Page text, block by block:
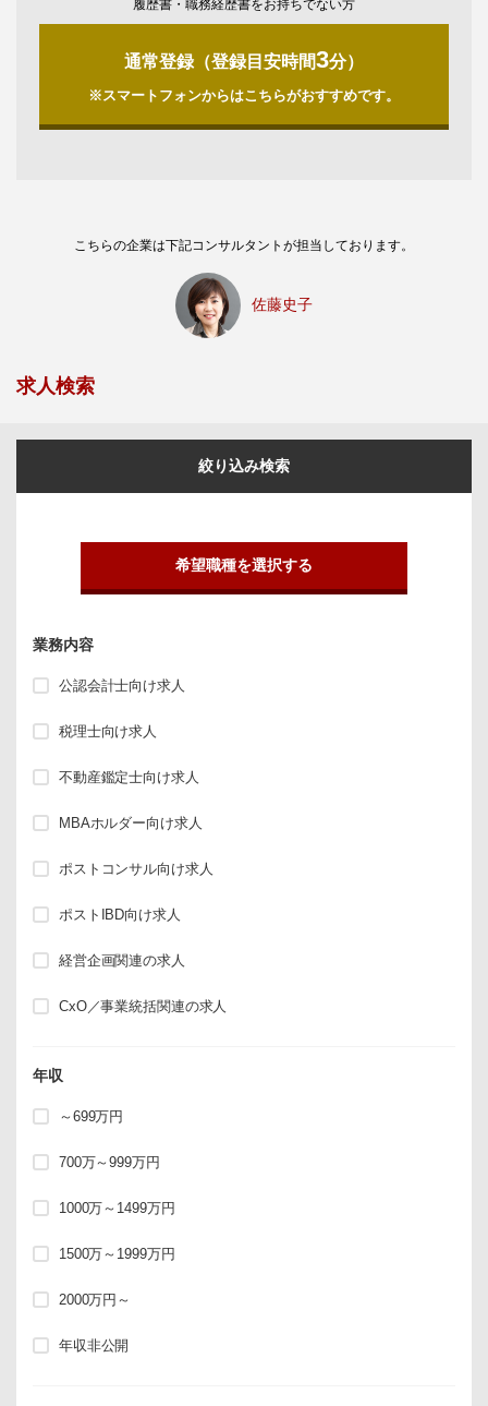
履歴書・職務経歴書をお持ちでない方
通常登録（登録目安時間3分）
※スマートフォンからはこちらがおすすめです。
こちらの企業は下記コンサルタントが担当しております。
佐藤史子
求人検索
絞り込み検索
希望職種を選択する
業務内容
公認会計士向け求人
税理士向け求人
不動産鑑定士向け求人
MBAホルダー向け求人
ポストコンサル向け求人
ポストIBD向け求人
経営企画関連の求人
CxO／事業統括関連の求人
年収
～699万円
700万～999万円
1000万～1499万円
1500万～1999万円
2000万円～
年収非公開